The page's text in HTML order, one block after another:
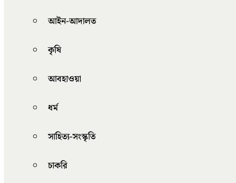
আইন-আদালত
কৃষি
আবহাওয়া
ধর্ম
সাহিত্য-সংস্কৃতি
চাকরি